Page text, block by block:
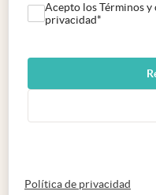
Acepto los Términos
privacidad*
Política de privacidad